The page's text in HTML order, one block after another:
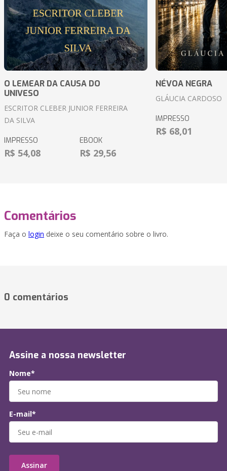
O LEMEAR DA CAUSA DO
UNIVESO
ESCRITOR CLEBER JUNIOR FERREIRA
DA SILVA
IMPRESSO
R$ 54,08
EBOOK
R$ 29,56
NÉVOA NEGRA
GLÁUCIA CARDOSO
IMPRESSO
R$ 68,01
Comentários
Faça o login deixe o seu comentário sobre o livro.
0 comentários
Assine a nossa newsletter
Nome*
E-mail*
Assinar